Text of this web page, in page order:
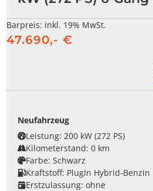
Barpreis: inkl. 19% MwSt.
47.690,- €
Neufahrzeug
Leistung: 200 kW (272 PS)
Kilometerstand: 0 km
Farbe: Schwarz
Kraftstoff: PlugIn Hybrid-Benzin
Erstzulassung: ohne